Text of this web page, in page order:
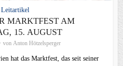
Leitartikel
MARKTFEST AM
15. AUGUST
von Anton Hötzelsperger
hat das Marktfest, das seit seiner